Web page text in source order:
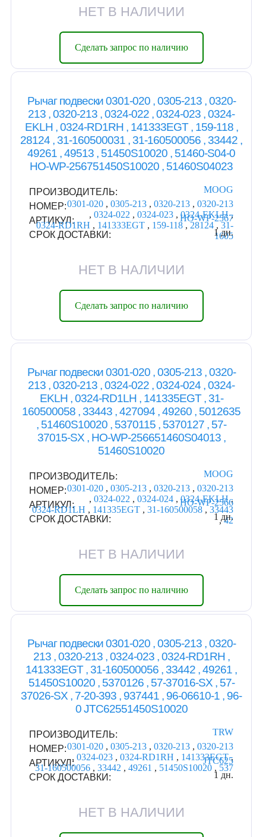
НЕТ В НАЛИЧИИ
Сделать запрос по наличию
Рычаг подвески 0301-020 , 0305-213 , 0320-
213 , 0320-213 , 0324-022 , 0324-023 , 0324-
EKLH , 0324-RD1RH , 141333EGT , 159-118 ,
28124 , 31-160500031 , 31-160500056 , 33442 ,
49261 , 49513 , 51450S10020 , 51460-S04-0
HO-WP-256751450S10020 , 51460S04023
ПРОИЗВОДИТЕЛЬ:
MOOG
НОМЕР:0301-020 ,0305-213 ,0320-213 ,0320-213
,0324-022 ,0324-023 ,0324-EKLH,
0324-RD1RH , 141333EGT , 159-118 , 28124 ,31-
1605
АРТИКУЛ:
HO-WP-2567
СРОК ДОСТАВКИ:
1 дн.
НЕТ В НАЛИЧИИ
Сделать запрос по наличию
Рычаг подвески 0301-020 , 0305-213 , 0320-
213 , 0320-213 , 0324-022 , 0324-024 , 0324-
EKLH , 0324-RD1LH , 141335EGT , 31-
160500058 , 33443 , 427094 , 49260 , 5012635
, 51460S10020 , 5370115 , 5370127 , 57-
37015-SX , HO-WP-256651460S04013 ,
51460S10020
ПРОИЗВОДИТЕЛЬ:
MOOG
НОМЕР:0301-020 ,0305-213 ,0320-213 ,0320-213
,0324-022 ,0324-024 ,0324-EKLH,
0324-RD1LH , 141335EGT ,31-160500058 ,33443
,42
АРТИКУЛ:
HO-WP-2566
СРОК ДОСТАВКИ:
1 дн.
НЕТ В НАЛИЧИИ
Сделать запрос по наличию
Рычаг подвески 0301-020 , 0305-213 , 0320-
213 , 0320-213 , 0324-023 , 0324-RD1RH ,
141333EGT , 31-160500056 , 33442 , 49261 ,
51450S10020 , 5370126 , 57-37016-SX , 57-
37026-SX , 7-20-393 , 937441 , 96-06610-1 , 96-
0 JTC62551450S10020
ПРОИЗВОДИТЕЛЬ:
TRW
НОМЕР:0301-020 ,0305-213 ,0320-213 ,0320-213
,0324-023 ,0324-RD1RH , 141333EGT,
31-160500056 ,33442 ,49261 , 51450S10020 , 537
АРТИКУЛ:
JTC625
СРОК ДОСТАВКИ:
1 дн.
НЕТ В НАЛИЧИИ